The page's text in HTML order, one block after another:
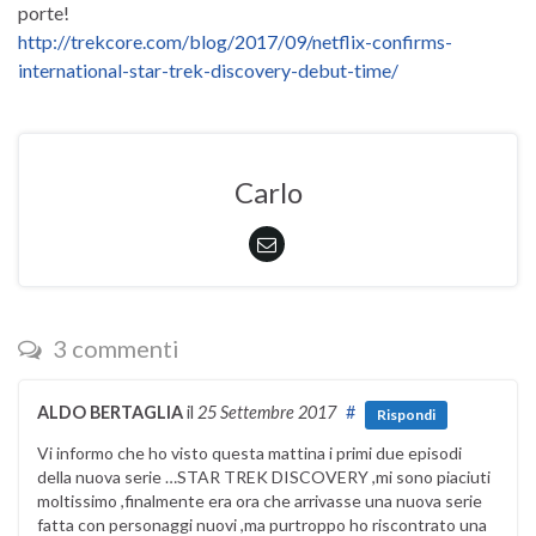
porte!
http://trekcore.com/blog/2017/09/netflix-confirms-
international-star-trek-discovery-debut-time/
Carlo
3 commenti
ALDO BERTAGLIAil 25 Settembre 2017 # Rispondi
Vi informo che ho visto questa mattina i primi due episodi
della nuova serie …STAR TREK DISCOVERY ,mi sono piaciuti
moltissimo ,finalmente era ora che arrivasse una nuova serie
fatta con personaggi nuovi ,ma purtroppo ho riscontrato una